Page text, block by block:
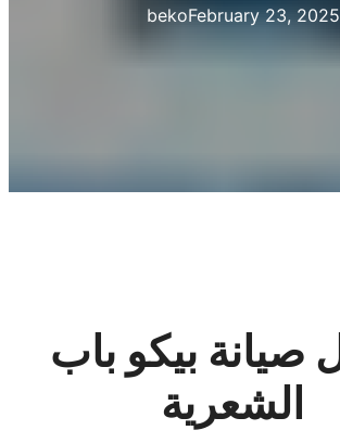
bekoFebruary 23, 2025
صيانة بيكو باب
الشعرية